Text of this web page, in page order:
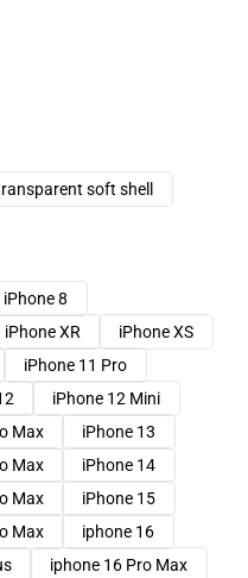
soft shell
iPhone 8
iPhone XR
iPhone XS
iPhone 11 Pro
iPhone 12 Mini
Max
iPhone 13
Max
iPhone 14
Max
iPhone 15
Max
iphone 16
iphone 16 Pro Max